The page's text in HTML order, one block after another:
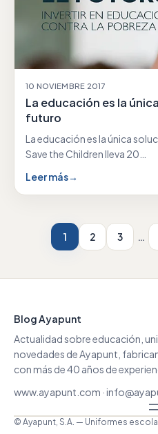
10 NOVIEMBRE 2017
La educación es la
futuro
La educación es la única
Save the Children lleva 20…
Leer más→
1 2 3
Blog Ayapunt
Actualidad sobre educación,
novedades de Ayapunt,
con más de 40 años de
www.ayapunt.com ·
© Ayapunt, S.A. — Uniformes